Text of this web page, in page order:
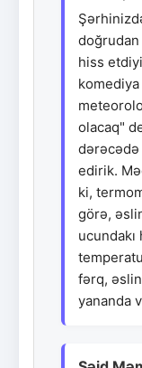
doğrudan
hiss
komediya
olacaq"
edirik.
ki,
görə,
fərq,
yananda